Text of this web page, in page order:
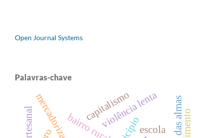
Open Journal Systems
Palavras-chave
bairro rural escola
mercadorização capitalismo
violência lenta